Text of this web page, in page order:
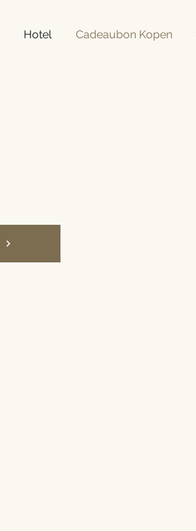
Hotel Cadeaubon Kopen